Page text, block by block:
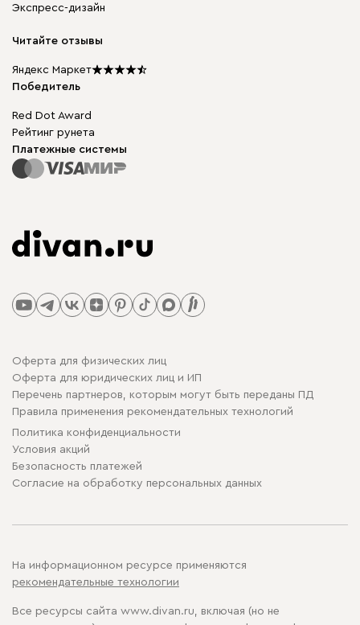
диван.клуб
Подарочные сертификаты
Мы в прессе
Бескаркасная мебель
Столы и стулья
Экспресс-дизайн
Читайте отзывы
Яндекс Маркет
Победитель
Red Dot Award
Рейтинг рунета
Платежные системы
Оферта для физических лиц
Оферта для юридических лиц и ИП
Перечень партнеров, которым могут быть переданы ПД
Правила применения рекомендательных технологий
Политика конфиденциальности
Условия акций
Безопасность платежей
Cогласие на обработку персональных данных
На информационном ресурсе применяются
рекомендательные технологии
Все ресурсы сайта www.divan.ru, включая (но не